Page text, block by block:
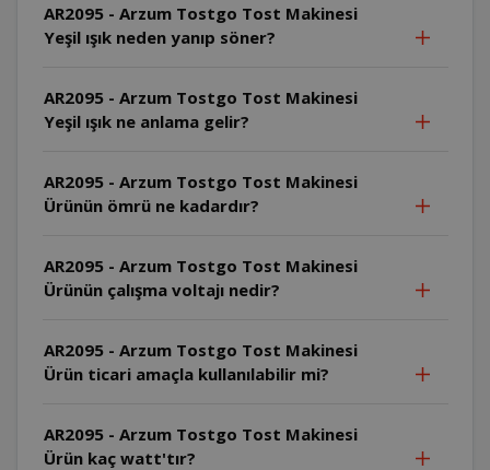
AR2095 - Arzum Tostgo Tost Makinesi
Yeşil ışık neden yanıp söner?
AR2095 - Arzum Tostgo Tost Makinesi
Yeşil ışık ne anlama gelir?
AR2095 - Arzum Tostgo Tost Makinesi
Ürünün ömrü ne kadardır?
AR2095 - Arzum Tostgo Tost Makinesi
Ürünün çalışma voltajı nedir?
AR2095 - Arzum Tostgo Tost Makinesi
Ürün ticari amaçla kullanılabilir mi?
AR2095 - Arzum Tostgo Tost Makinesi
Ürün kaç watt'tır?